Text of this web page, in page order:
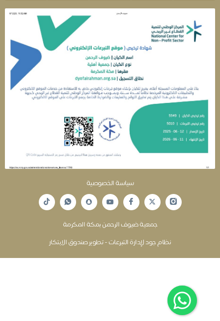
سياسة الخصوصية
جمعية ضيوف الرحمن بمكة المكرمة
نظام جود لإدارة التبرعات - تطوير صندوق الابتكار